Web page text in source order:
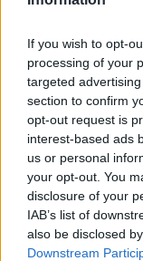
If you wish to opt-
processing of your
targeted
section to confirm
opt-out request is
interest-based ads
us or personal
your opt-out. You
disclosure of your
IAB’s list of
also be disclosed
Downstream
Guru
a
Bekerül a
remake is a
Rögtön az
Silent Hill 2